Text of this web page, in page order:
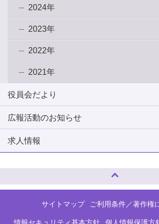
2024年
2023年
2022年
2021年
役員会だより
広報活動のお知らせ
求人情報
サイトマップ ご利用条件／著作権